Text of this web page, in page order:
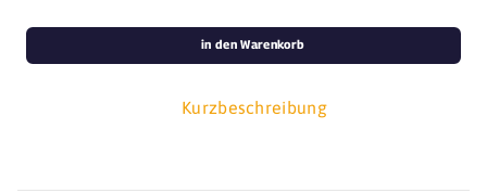
Kurzbeschreibung
in den Warenkorb